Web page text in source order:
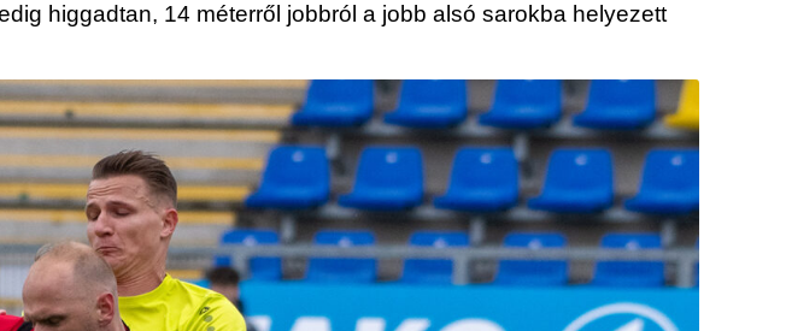
higgadtan, 14 méterről jobbról a jobb alsó sarokba helyezett